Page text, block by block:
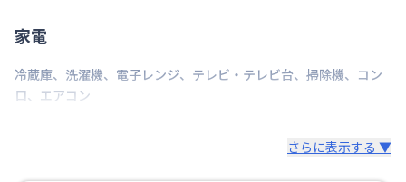
家電
冷蔵庫、 洗濯機、 電子レンジ、 テレビ・テレビ台、 掃除機、 コン
ロ、 エアコン
さらに表示する ▼